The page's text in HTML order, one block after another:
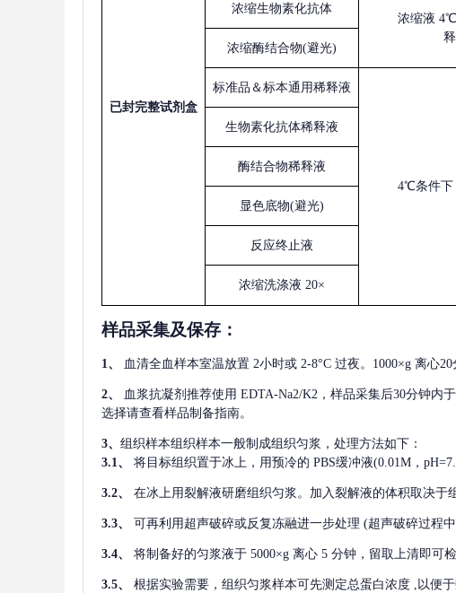
已封完整试剂盒
浓缩生物素化抗体
浓缩液 4℃
浓缩酶结合物(避光)
标准品＆标本通用稀释液
4℃条件下
生物素化抗体稀释液
酶结合物稀释液
显色底物(避光)
反应终止液
浓缩洗涤液 20×
样品采集及保存 ：
1、 血清全血样本室温放置 2小时或 2-8°C 过夜。1000×g 离心
2、 血浆抗凝剂推荐使用 EDTA-Na2/K2，样品采集后30分钟内
选择请查看样品制备指南。
3、 组织样本组织样本一般制成组织匀浆，处理方法如下：
3.1、
将目标组织置于冰上，用预冷的 PBS缓冲液(0.01M，
3.2、 在冰上用裂解液研磨组织匀浆。加入裂解液的体积取决于
3.3、 可再利用超声破碎或反复冻融进一步处理 (超声破碎过程
3.4、 将制备好的匀浆液于 5000×g 离心 5 分钟，留取上清即可
3.5、 根据实验需要，组织匀浆样本可先测定总蛋白浓度 ,以便